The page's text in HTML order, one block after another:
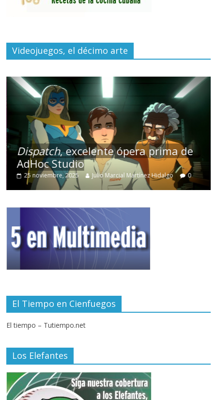
Videojuegos, el décimo arte
Dispatch, excelente ópera prima de
AdHoc Studio
25 noviembre, 2025 Julio Marcial Martínez Hidalgo 0
El Tiempo en Cienfuegos
El tiempo – Tutiempo.net
Los Elefantes